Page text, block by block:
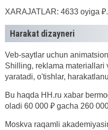
XARAJATLAR: 4633 oyiga ₽.
Harakat dizayneri
Veb-saytlar uchun
Shilling, reklama materiallari
yaratadi, o'tishlar,
Bu haqda HH.ru xabar
oladi 60 000 ₽ gacha 260
Moskva raqamli